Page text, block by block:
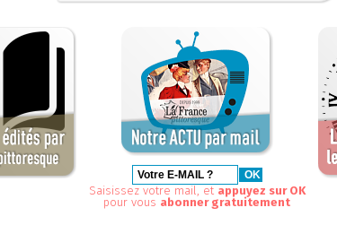
Saisissez votre mail, et appuyez sur OK
pour vous abonner gratuitement